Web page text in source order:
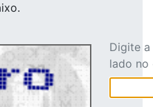
Digite
lado no